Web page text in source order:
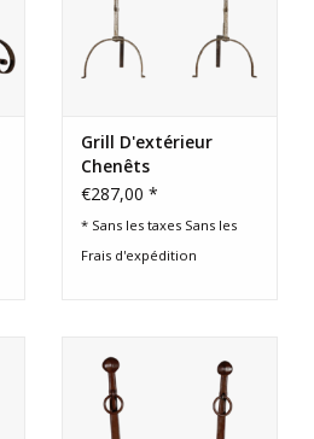
Grill D'extérieur
Chenêts
€287,00 *
* Sans les taxes Sans les
Frais d'expédition